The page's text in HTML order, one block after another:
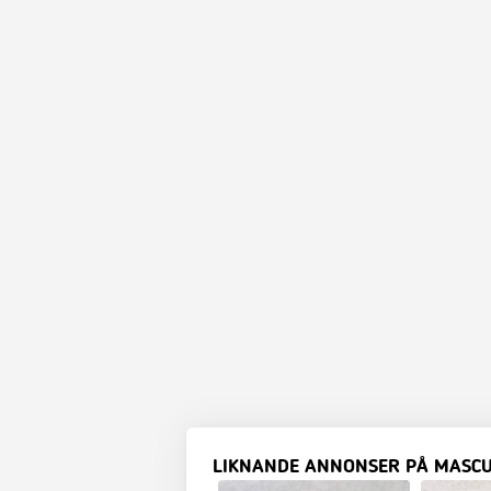
LIKNANDE ANNONSER PÅ